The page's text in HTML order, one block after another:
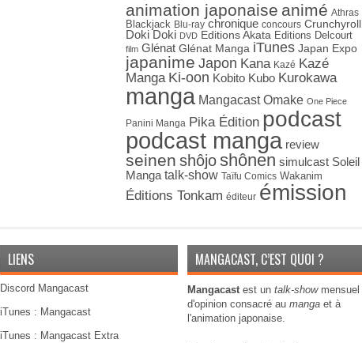
animation japonaise animé Athras
Blackjack Blu-ray chronique concours Crunchyroll
Doki Doki DVD Editions Akata Editions Delcourt
film Glénat Glénat Manga iTunes Japan Expo
japanime Japon Kana Kazé Kazé
Manga Ki-oon Kobito Kubo Kurokawa
manga Mangacast Omake One Piece
Panini Manga Pika Édition podcast
podcast manga review
seinen shôjoshônen simulcast Soleil
Manga talk-show Taïfu Comics Wakanim
Éditions Tonkam éditeur émission
LIENS
Discord Mangacast
iTunes : Mangacast
iTunes : Mangacast Extra
MANGACAST, C’EST QUOI ?
Mangacastest un talk-showmensuel
d'opinion consacré au manga et à
l'animation japonaise.